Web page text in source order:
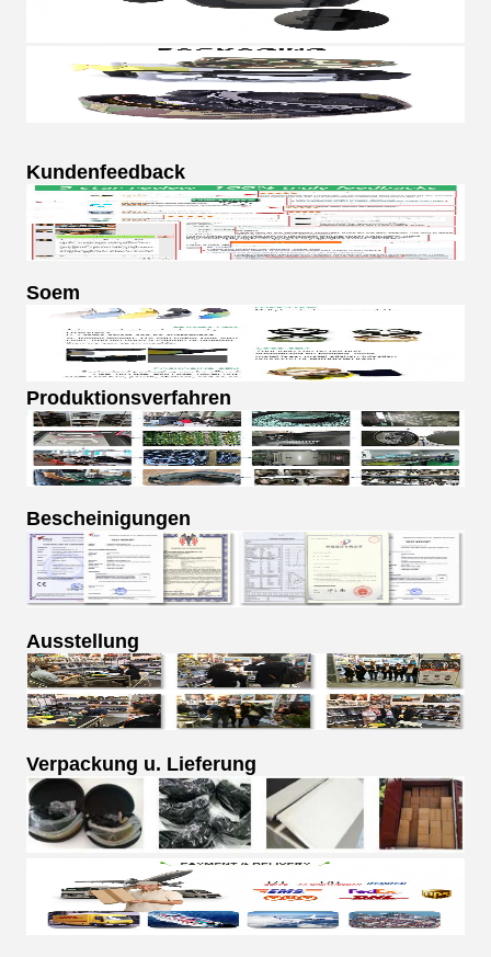
Kundenfeedback
Soem
Produktionsverfahren
Bescheinigungen
Ausstellung
Verpackung u. Lieferung